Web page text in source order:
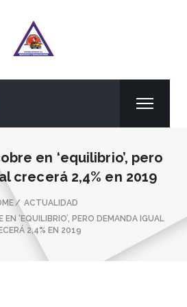
en ‘equilibrio’, pero
crecerá 2,4% en 2019
ACTUALIDAD
EN ‘EQUILIBRIO’, PERO DEMANDA IGUAL
2,4% EN 2019